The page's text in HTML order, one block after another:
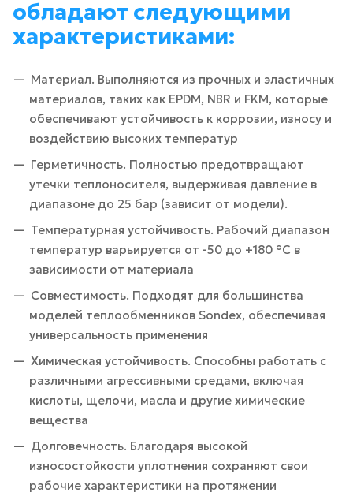
обладают следующими
характеристиками:
Материал. Выполняются из прочных и эластичных
материалов, таких как EPDM, NBR и FKM, которые
обеспечивают устойчивость к коррозии, износу и
воздействию высоких температур
Герметичность. Полностью предотвращают
утечки теплоносителя, выдерживая давление в
диапазоне до 25 бар (зависит от модели).
Температурная устойчивость. Рабочий диапазон
температур варьируется от -50 до +180 °C в
зависимости от материала
Совместимость. Подходят для большинства
моделей теплообменников Sondex, обеспечивая
универсальность применения
Химическая устойчивость. Способны работать с
различными агрессивными средами, включая
кислоты, щелочи, масла и другие химические
вещества
Долговечность. Благодаря высокой
износостойкости уплотнения сохраняют свои
рабочие характеристики на протяжении